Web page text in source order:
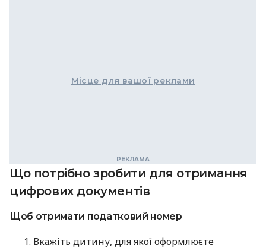
Місце для вашої реклами
Що потрібно зробити для отримання
цифрових документів
Щоб отримати податковий номер
Вкажіть дитину, для якої оформлюєте